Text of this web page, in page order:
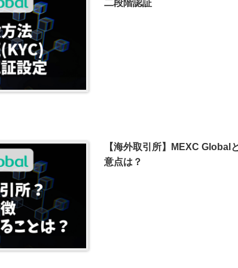
二段階認証
【海外取引所】MEXC Global
意点は？